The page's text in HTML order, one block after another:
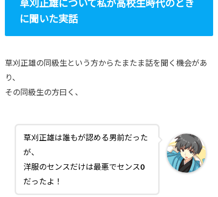
草刈正雄について私が高校生時代のとき
に聞いた実話
草刈正雄の同級生という方からたまたま話を聞く機会があ
り、
その同級生の方曰く、
草刈正雄は誰もが認める男前だった
が、
洋服のセンスだけは最悪でセンス0
だったよ！